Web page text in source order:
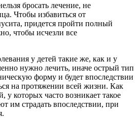
бросать лечение, не
Чтобы избавиться от
придется пройти полный
чтобы исчезли все
у детей такие же, как и у
нужно лечить, иначе острый тип
форму и будет впоследствии
на протяжении всей жизни. Как
у которых часто возникает такое
им страдать впоследствии, при